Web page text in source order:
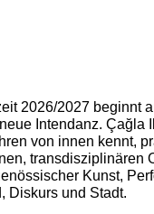
2026/2027 beginnt
Intendanz. Çağla
von innen kennt,
transdisziplinären
Kunst,
Diskurs und Stadt.